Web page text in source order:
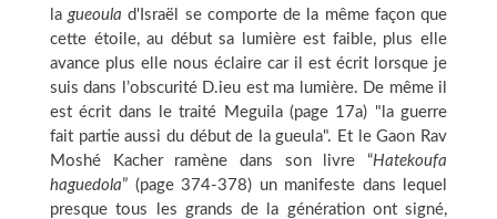
la gueoulad'Israël se comporte de la même façon que
cette étoile, au début sa lumière est faible, plus elle
avance plus elle nous éclaire car il est écrit lorsque je
suis dans l’obscurité D.ieu est ma lumière. De même il
est écrit dans le traité Meguila (page 17a) "la guerre
fait partie aussi du début de la gueula". Et le Gaon Rav
Moshé Kacher ramène dans son livre “Hatekoufa
haguedola” (page 374-378) un manifeste dans lequel
presque tous les grands de la génération ont signé,